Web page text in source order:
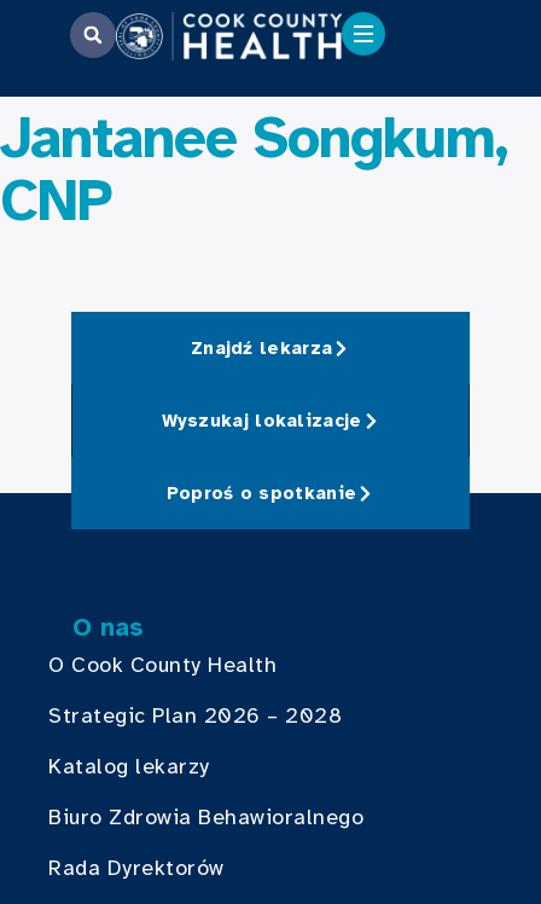
Jantanee Songkum,
CNP
Znajdź lekarza
Wyszukaj lokalizacje
Poproś o spotkanie
O nas
O Cook County Health
Strategic Plan 2026 – 2028
Katalog lekarzy
Biuro Zdrowia Behawioralnego
Rada Dyrektorów